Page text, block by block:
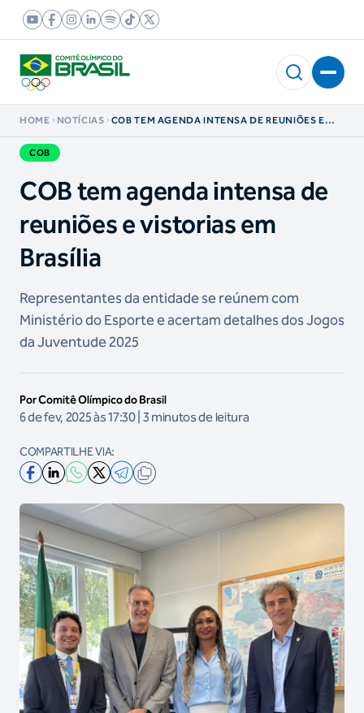
HOME NOTÍCIAS
COB TEM AGENDA INTENSA DE REUNIÕES E
COB
COB tem agenda intensa de
reuniões e vistorias em
Brasília
Representantes da entidade se reúnem com
Ministério do Esporte e acertam detalhes dos Jogos
da Juventude 2025
Por Comitê Olímpico do Brasil
6 de fev, 2025 às 17:30 | 3 minutos de leitura
COMPARTILHE VIA: